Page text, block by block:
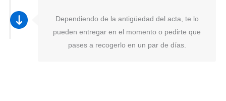
Dependiendo de la antigüedad del acta, te lo
pueden entregar en el momento o pedirte que
pases a recogerlo en un par de días.